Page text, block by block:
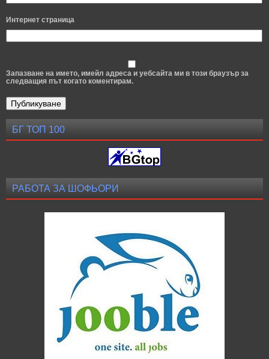
Интернет страница
Запазване на името, имейл адреса и уебсайта ми в този браузър за
следващия път когато коментирам.
БГ ТОП 100
РАБОТА ЗА ШОФЬОРИ